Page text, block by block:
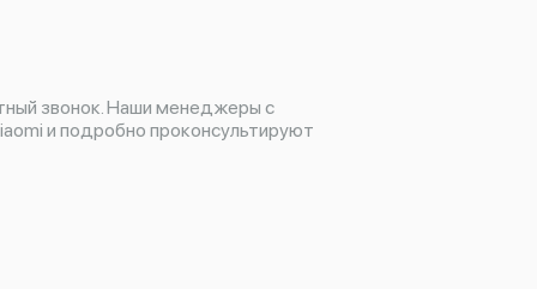
звонок. Наши менеджеры с
и подробно проконсультируют